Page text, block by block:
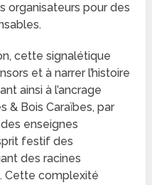
organisateurs pour des
cette signalétique
et à narrer l’histoire
ainsi à l’ancrage
& Bois Caraïbes, par
enseignes
festif des
des racines
Cette complexité